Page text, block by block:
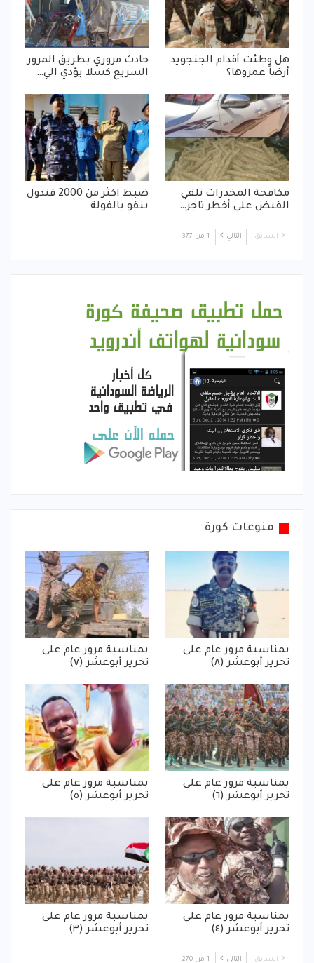
هل وطئت أقدام الجنجويد
أرضاً عمروها؟
حادث مروري بطريق المرور
السريع كسلا يؤدي الي…
مكافحة المخدرات تلقي
القبض على أخطر تاجر…
ضبط اكثر من 2000 قندول
بنقو بالفولة
السابق التالي 1 من 377
منوعات كورة
بمناسبة مرور عام على
تحرير أبوعشر (٨)
بمناسبة مرور عام على
تحرير أبوعشر (٧)
بمناسبة مرور عام على
تحرير أبوعشر (٦)
بمناسبة مرور عام على
تحرير أبوعشر (٥)
بمناسبة مرور عام على
تحرير أبوعشر (٤)
بمناسبة مرور عام على
تحرير أبوعشر (٣)
السابق التالي 1 من 270